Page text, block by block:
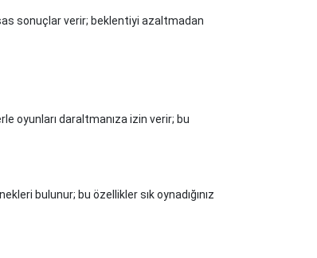
sonuçlar verir; beklentiyi azaltmadan
oyunları daraltmanıza izin verir; bu
bulunur; bu özellikler sık oynadığınız